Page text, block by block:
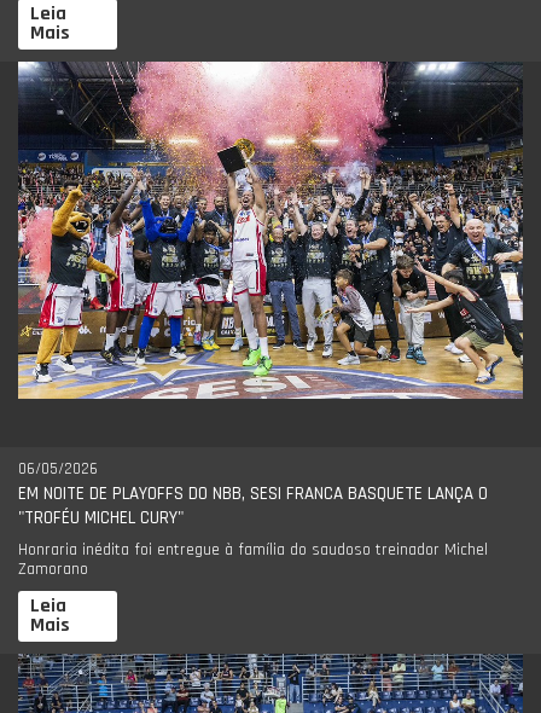
Leia
Mais
06/05/2026
EM NOITE DE PLAYOFFS DO NBB, SESI FRANCA BASQUETE LANÇA O
"TROFÉU MICHEL CURY"
Honraria inédita foi entregue à família do saudoso treinador Michel
Zamorano
Leia
Mais